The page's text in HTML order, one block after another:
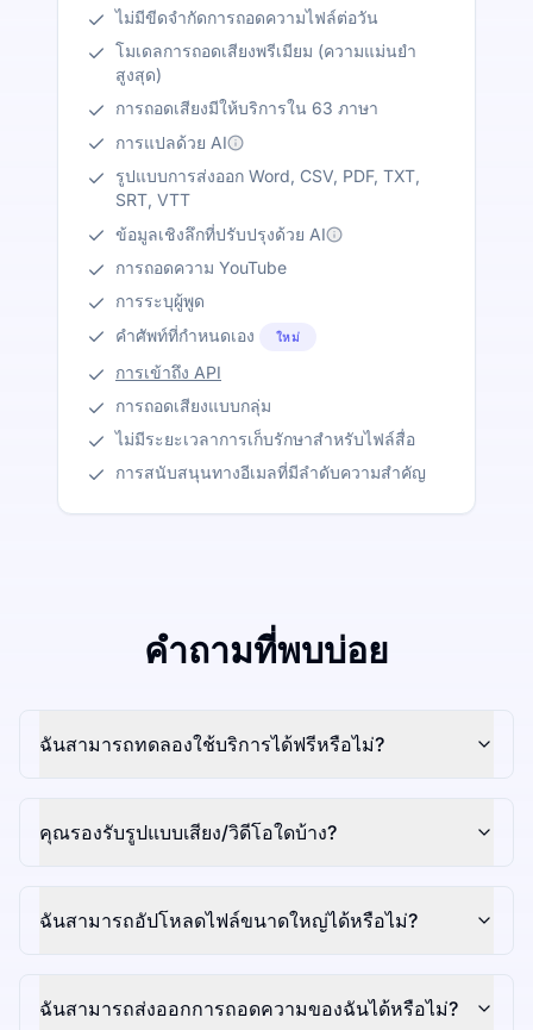
ไม่มีขีดจำกัดการถอดความไฟล์ต่อวัน
โมเดลการถอดเสียงพรีเมียม (ความแม่นยำ
สูงสุด)
การถอดเสียงมีให้บริการใน 63 ภาษา
การแปลด้วย AI
รูปแบบการส่งออก Word, CSV, PDF, TXT,
SRT, VTT
ข้อมูลเชิงลึกที่ปรับปรุงด้วย AI
การถอดความ YouTube
การระบุผู้พูด
คำศัพท์ที่กำหนดเอง
ใหม่
การเข้าถึง API
การถอดเสียงแบบกลุ่ม
ไม่มีระยะเวลาการเก็บรักษาสำหรับไฟล์สื่อ
การสนับสนุนทางอีเมลที่มีลำดับความสำคัญ
คำถามที่พบบ่อย
ฉันสามารถทดลองใช้บริการได้ฟรีหรือไม่?
คุณรองรับรูปแบบเสียง/วิดีโอใดบ้าง?
ฉันสามารถอัปโหลดไฟล์ขนาดใหญ่ได้หรือไม่?
ฉันสามารถส่งออกการถอดความของฉันได้หรือไม่?